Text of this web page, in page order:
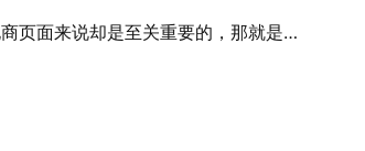
页面来说却是至关重要的，那就是…